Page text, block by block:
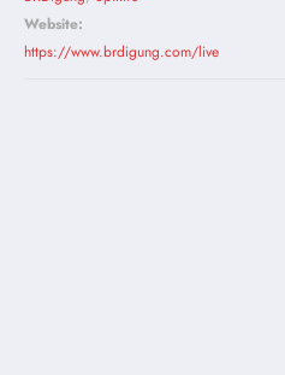
Website:
https://www.brdigung.com/live